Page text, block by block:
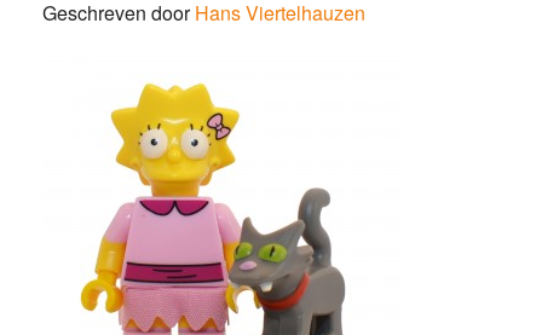
Geschreven doorHans Viertelhauzen